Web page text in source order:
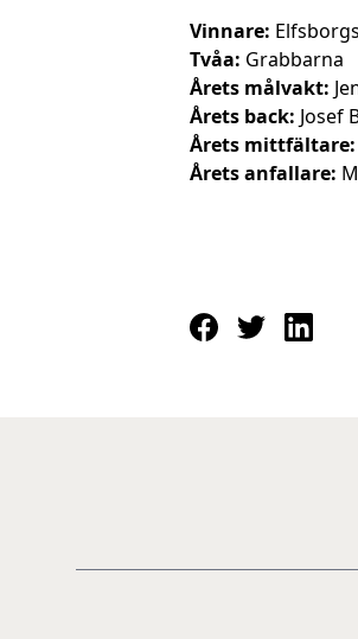
Vinnare:
Tvåa: Grabbarna
Årets målvakt:
Årets back: Josef
Årets mittfältare:
Årets anfallare: